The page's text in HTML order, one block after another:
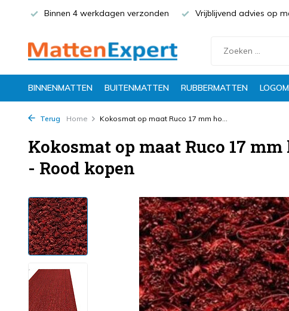
Binnen 4 werkdagen verzonden Vrijblijvend advies op
BINNENMATTEN BUITENMATTEN RUBBERMATTEN
Terug Home Kokosmat op maat Ruco 17 mm ho...
Kokosmat op maat Ruco 17 mm
- Rood kopen